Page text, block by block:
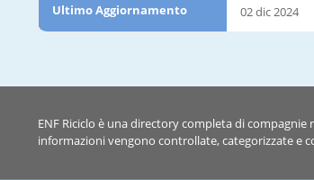
Ultimo Aggiornamento 02 dic 2024
ENF Riciclo è una directory completa di compagnie
informazioni vengono controllate, categorizzate e